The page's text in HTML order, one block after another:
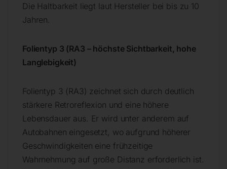
Die Haltbarkeit liegt laut Hersteller bei bis zu 10
Jahren.
Folientyp 3 (RA3 – höchste Sichtbarkeit, hohe
Langlebigkeit)
Folientyp 3 (RA3) zeichnet sich durch deutlich
stärkere Retroreflexion und eine höhere
Lebensdauer aus. Er wird unter anderem auf
Autobahnen eingesetzt, wo aufgrund höherer
Geschwindigkeiten eine frühzeitige
Wahrnehmung auf große Distanz erforderlich ist.